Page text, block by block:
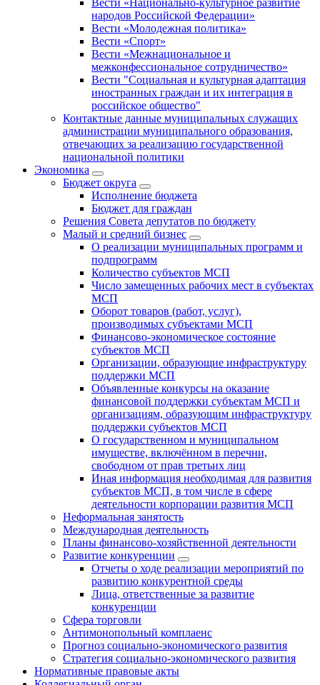
Вести «Национально-культурное развитие
народов Российской Федерации»
Вести «Молодежная политика»
Вести «Спорт»
Вести «Межнациональное и
межконфессиональное сотрудничество»
Вести "Социальная и культурная адаптация
иностранных граждан и их интеграция в
российское общество"
Контактные данные муниципальных служащих
администрации муниципального образования,
отвечающих за реализацию государственной
национальной политики
Экономика
Бюджет округa
Исполнение бюджета
Бюджет для граждан
Решения Совета депутатов по бюджету
Малый и средний бизнес
О реализации муниципальных программ и
подпрограмм
Количество субъектов МСП
Число замещенных рабочих мест в субъектах
МСП
Оборот товаров (работ, услуг),
производимых субъектами МСП
Финансово-экономическое состояние
субъектов МСП
Организации, образующие инфраструктуру
поддержки МСП
Объявленные конкурсы на оказание
финансовой поддержки субъектам МСП и
организациям, образующим инфраструктуру
поддержки субъектов МСП
О государственном и муниципальном
имуществе, включённом в перечни,
свободном от прав третьих лиц
Иная информация необходимая для развития
субъектов МСП, в том числе в сфере
деятельности корпорации развития МСП
Неформальная занятость
Международная деятельность
Планы финансово-хозяйственной деятельности
Развитие конкуренции
Отчеты о ходе реализации мероприятий по
развитию конкурентной среды
Лица, ответственные за развитие
конкуренции
Сфера торговли
Антимонопольный комплаенс
Прогноз социально-экономического развития
Стратегия социально-экономического развития
Нормативные правовые акты